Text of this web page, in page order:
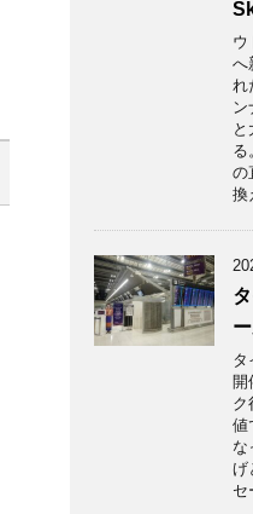
ウ
へ
れ
ン
と
る
の
換
タ
開
ク
値
な
げ
セ